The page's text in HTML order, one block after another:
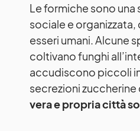
Le formiche sono
sociale e organizzata,
esseri umani. Alcune
coltivano funghi
accudiscono piccoli
secrezioni zuccherine
vera e propria città